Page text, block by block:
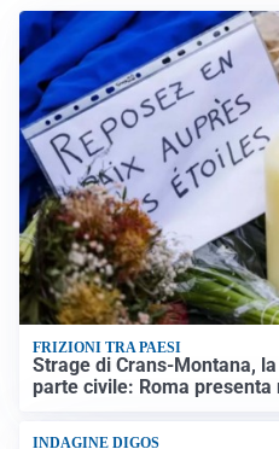
FRIZIONI TRA PAESI
Strage di Crans-Montana,
parte civile: Roma presenta
INDAGINE DIGOS